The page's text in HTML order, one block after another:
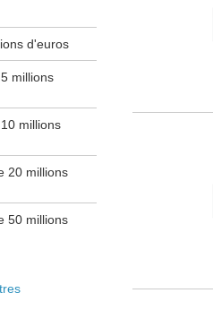
d'euros
millions
millions
20 millions
50 millions